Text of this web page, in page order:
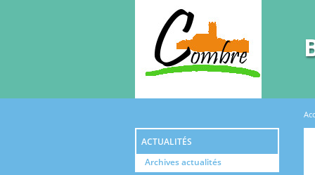
ACTUALITÉS
Archives actualités